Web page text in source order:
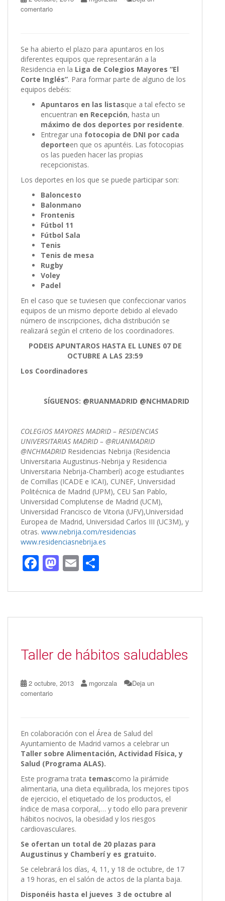
comentario
Se ha abierto el plazo para apuntaros en los
diferentes equipos que representarán a la
Residencia en la Liga de Colegios Mayores “El
Corte Inglés”. Para formar parte de alguno de los
equipos debéis:
Apuntaros en las listasque a tal efecto se
encuentran en Recepción, hasta un
máximo de dos deportes por residente.
Entregar una fotocopia de DNI por cada
deporteen que os apuntéis. Las fotocopias
os las pueden hacer las propias
recepcionistas.
Los deportes en los que se puede participar son:
Baloncesto
Balonmano
Frontenis
Fútbol 11
Fútbol Sala
Tenis
Tenis de mesa
Rugby
Voley
Padel
En el caso que se tuviesen que confeccionar varios
equipos de un mismo deporte debido al elevado
número de inscripciones, dicha distribución se
realizará según el criterio de los coordinadores.
PODEIS APUNTAROS HASTA EL LUNES 07 DE
OCTUBRE A LAS 23:59
Los Coordinadores
SÍGUENOS: @RUANMADRID @NCHMADRID
COLEGIOS MAYORES MADRID – RESIDENCIAS
UNIVERSITARIAS MADRID – @RUANMADRID
@NCHMADRID Residencias Nebrija (Residencia
Universitaria Augustinus-Nebrija y Residencia
Universitaria Nebrija-Chamberí) acoge estudiantes
de Comillas (ICADE e ICAI), CUNEF, Universidad
Politécnica de Madrid (UPM), CEU San Pablo,
Universidad Complutense de Madrid (UCM),
Universidad Francisco de Vitoria (UFV),Universidad
Europea de Madrid, Universidad Carlos III (UC3M), y
otras. www.nebrija.com/residencias
www.residenciasnebrija.es
F
e
b
o
k
M
to
d
n
E
ai
l
m
p
r
Taller de hábitos saludables
2 octubre, 2013 mgonzala
Deja un
comentario
En colaboración con el Área de Salud del
Ayuntamiento de Madrid vamos a celebrar un
Taller sobre Alimentación, Actividad Física, y
Salud (Programa ALAS).
Este programa trata temascomo la pirámide
alimentaria, una dieta equilibrada, los mejores tipos
de ejercicio, el etiquetado de los productos, el
índice de masa corporal,… y todo ello para prevenir
hábitos nocivos, la obesidad y los riesgos
cardiovasculares.
Se ofertan un total de 20 plazas para
Augustinus y Chamberí y es gratuito.
Se celebrará los días, 4, 11, y 18 de octubre, de 17
a 19 horas, en el salón de actos de la planta baja.
Disponéis hasta el jueves 3 de octubre al